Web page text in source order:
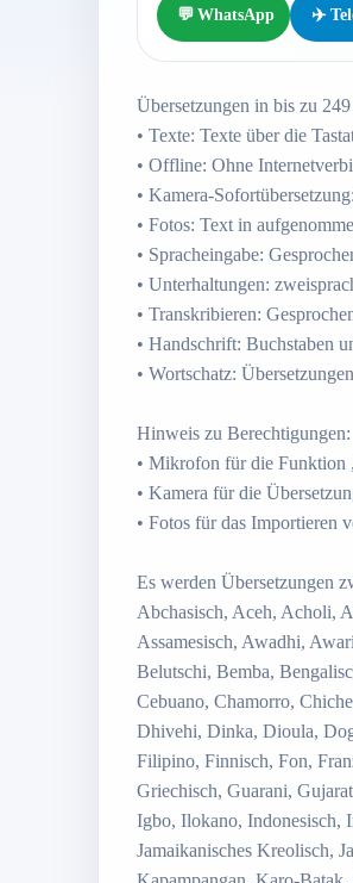
💬 WhatsApp ✈️
Übersetzungen in bis zu
• Texte: Texte über die
• Offline: Ohne
• Kamera-
• Fotos: Text in
• Spracheingabe:
• Unterhaltungen:
• Transkribieren:
• Handschrift: Buchstaben
• Wortschatz:
Hinweis zu Berechtigungen:
• Mikrofon für die Funktion
• Kamera für die
• Fotos für das Importieren
Es werden Übersetzungen
Abchasisch, Aceh, Acholi,
Assamesisch, Awadhi,
Belutschi, Bemba,
Cebuano, Chamorro,
Dhivehi, Dinka, Dioula,
Filipino, Finnisch, Fon,
Griechisch, Guarani,
Igbo, Ilokano, Indonesisch,
Jamaikanisches Kreolisch,